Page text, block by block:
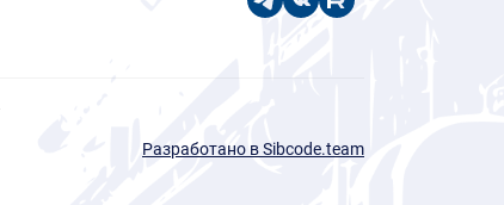
Разработано в Sibcode.team